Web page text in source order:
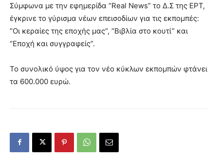
Σύμφωνα με την εφημερίδα “Real News” το Δ.Σ της ΕΡΤ,
έγκρινε το γύρισμα νέων επεισοδίων για τις εκπομπές:
“Οι κεραίες της εποχής μας”, “Βιβλία στο κουτί” και
“Εποχή και συγγραφείς”.
Το συνολικό ύψος για τον νέο κύκλων εκπομπών φτάνει
τα 600.000 ευρώ.